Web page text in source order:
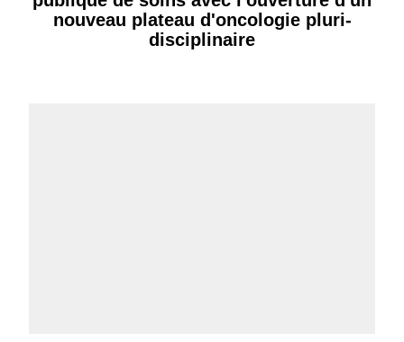
nouveau plateau d'oncologie pluri-
disciplinaire